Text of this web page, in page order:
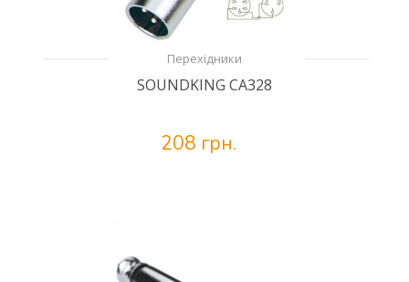
Перехідники
SOUNDKING CA328
208 грн.